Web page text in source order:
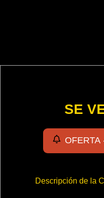
SE
OFERTA
Descripción de la